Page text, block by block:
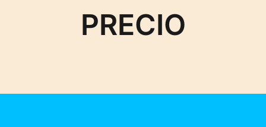
PRECIO